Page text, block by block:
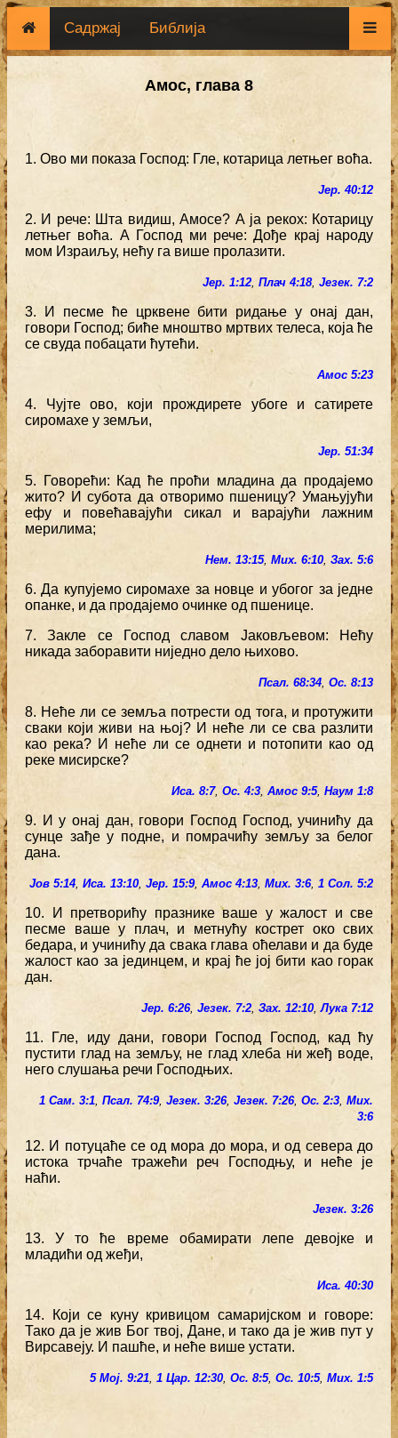
Садржај Библија
Амос, глава 8
1. Ово ми показа Господ: Гле, котарица летњег воћа.
Јер. 40:12
2. И рече: Шта видиш, Амосе? А ја рекох: Котарицу
летњег воћа. А Господ ми рече: Дође крај народу
мом Израиљу, нећу га више пролазити.
Јер. 1:12, Плач 4:18, Језек. 7:2
3. И песме ће црквене бити ридање у онај дан,
говори Господ; биће мноштво мртвих телеса, која ће
се свуда побацати ћутећи.
Амос 5:23
4. Чујте ово, који прождирете убоге и сатирете
сиромахе у земљи,
Јер. 51:34
5. Говорећи: Кад ће проћи младина да продајемо
жито? И субота да отворимо пшеницу? Умањујући
ефу и повећавајући сикал и варајући лажним
мерилима;
Нем. 13:15, Мих. 6:10, Зах. 5:6
6. Да купујемо сиромахе за новце и убогог за једне
опанке, и да продајемо очинке од пшенице.
7. Закле се Господ славом Јаковљевом: Нећу
никада заборавити ниједно дело њихово.
Псал. 68:34, Ос. 8:13
8. Неће ли се земља потрести од тога, и протужити
сваки који живи на њој? И неће ли се сва разлити
као река? И неће ли се однети и потопити као од
реке мисирске?
Иса. 8:7, Ос. 4:3, Амос 9:5, Наум 1:8
9. И у онај дан, говори Господ Господ, учинићу да
сунце зађе у подне, и помрачићу земљу за белог
дана.
Јов 5:14, Иса. 13:10, Јер. 15:9, Амос 4:13, Мих. 3:6, 1 Сол. 5:2
10. И претворићу празнике ваше у жалост и све
песме ваше у плач, и метнућу кострет око свих
бедара, и учинићу да свака глава оћелави и да буде
жалост као за јединцем, и крај ће јој бити као горак
дан.
Јер. 6:26, Језек. 7:2, Зах. 12:10,Лука 7:12
11. Гле, иду дани, говори Господ Господ, кад ћу
пустити глад на земљу, не глад хлеба ни жеђ воде,
него слушања речи Господњих.
1 Сам. 3:1, Псал. 74:9, Језек. 3:26, Језек. 7:26, Ос. 2:3, Мих.
3:6
12. И потуцаће се од мора до мора, и од севера до
истока трчаће тражећи реч Господњу, и неће је
наћи.
Језек. 3:26
13. У то ће време обамирати лепе девојке и
младићи од жеђи,
Иса. 40:30
14. Који се куну кривицом самаријском и говоре:
Тако да је жив Бог твој, Дане, и тако да је жив пут у
Вирсавеју. И пашће, и неће више устати.
5 Мој. 9:21, 1 Цар. 12:30, Ос. 8:5, Ос. 10:5, Мих. 1:5